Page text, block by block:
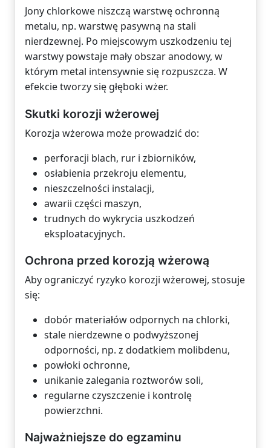
Jony chlorkowe niszczą warstwę ochronną
metalu, np. warstwę pasywną na stali
nierdzewnej. Po miejscowym uszkodzeniu tej
warstwy powstaje mały obszar anodowy, w
którym metal intensywnie się rozpuszcza. W
efekcie tworzy się głęboki wżer.
Skutki korozji wżerowej
Korozja wżerowa może prowadzić do:
perforacji blach, rur i zbiorników,
osłabienia przekroju elementu,
nieszczelności instalacji,
awarii części maszyn,
trudnych do wykrycia uszkodzeń
eksploatacyjnych.
Ochrona przed korozją wżerową
Aby ograniczyć ryzyko korozji wżerowej, stosuje
się:
dobór materiałów odpornych na chlorki,
stale nierdzewne o podwyższonej
odporności, np. z dodatkiem molibdenu,
powłoki ochronne,
unikanie zalegania roztworów soli,
regularne czyszczenie i kontrolę
powierzchni.
Najważniejsze do egzaminu